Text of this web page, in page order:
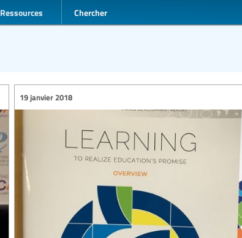
Ressources Chercher
19 janvier 2018